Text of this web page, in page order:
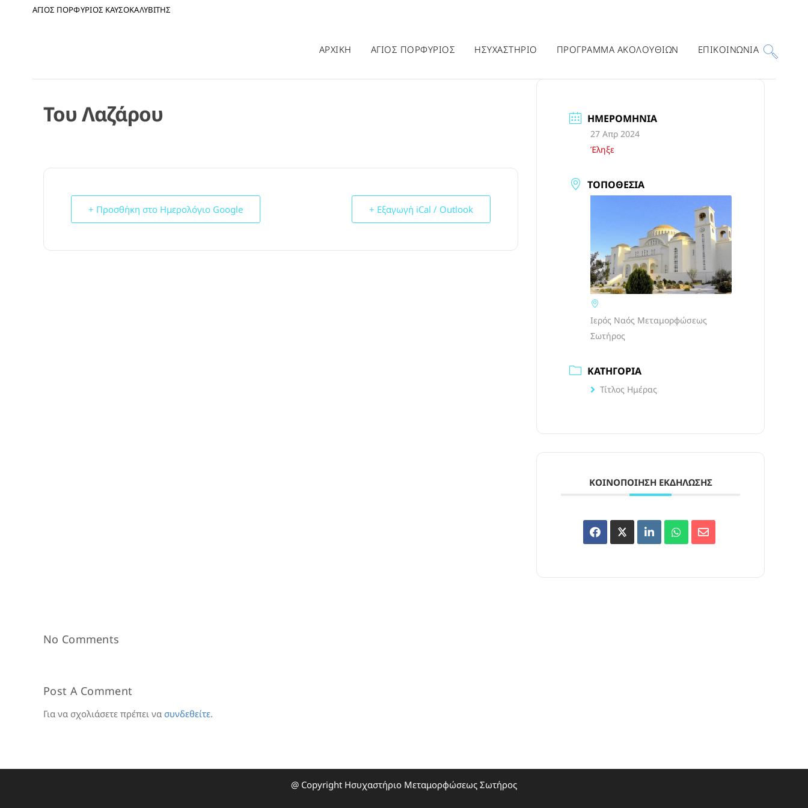
ΑΓΙΟΣ ΠΟΡΦΥΡΙΟΣ ΚΑΥΣΟΚΑΛΥΒΙΤΗΣ
ΑΡΧΙΚΗ ΑΓΙΟΣ ΠΟΡΦΥΡΙΟΣ ΗΣΥΧΑΣΤΗΡΙΟ ΠΡΟΓΡΑΜΜΑ ΑΚΟΛΟΥΘΙΩΝ ΕΠΙΚΟΙΝΩΝΙΑ
Του Λαζάρου
+ Προσθήκη στο Ημερολόγιο Google + Εξαγωγή iCal / Outlook
ΗΜΕΡΟΜΗΝΊΑ
27 Απρ 2024
Έληξε
ΤΟΠΟΘΕΣΊΑ
Ιερός Ναός Μεταμορφώσεως
Σωτήρος
ΚΑΤΗΓΟΡΊΑ
Τίτλος Ημέρας
ΚΟΙΝΟΠΟΊΗΣΗ ΕΚΔΉΛΩΣΗΣ
No Comments
Post A Comment
Για να σχολιάσετε πρέπει να συνδεθείτε.
@ Copyright Ησυχαστήριο Μεταμορφώσεως Σωτήρος